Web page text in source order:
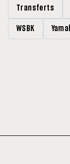
Transferts
WSBK